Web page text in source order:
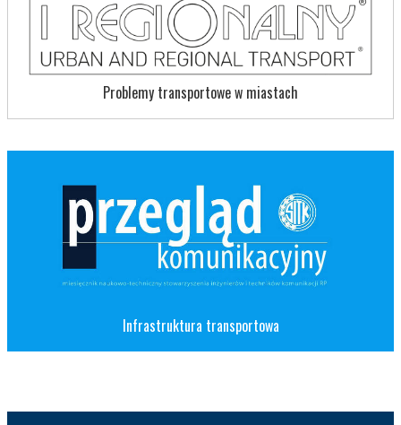
Problemy transportowe w miastach
Infrastruktura transportowa